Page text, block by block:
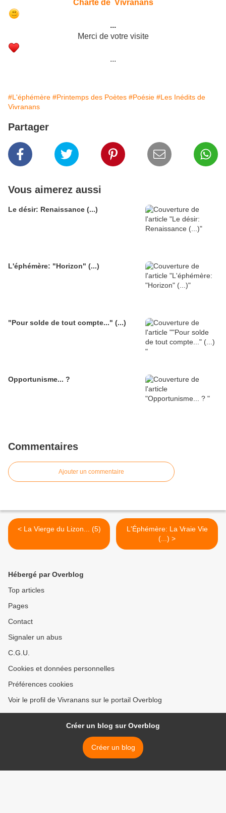
Charte de Vivranans
...
Merci de votre visite
...
#L'éphémère #Printemps des Poètes #Poésie #Les Inédits de
Vivranans
Partager
Vous aimerez aussi
Le désir: Renaissance (...)
L'éphémère: "Horizon" (...)
"Pour solde de tout compte..." (...)
Opportunisme... ?
Commentaires
Ajouter un commentaire
< La Vierge du Lizon... (5)
L'Éphémère: La Vraie Vie
(...) >
Hébergé par Overblog
Top articles
Pages
Contact
Signaler un abus
C.G.U.
Cookies et données personnelles
Préférences cookies
Voir le profil de Vivranans sur le portail Overblog
Créer un blog sur Overblog
Créer un blog